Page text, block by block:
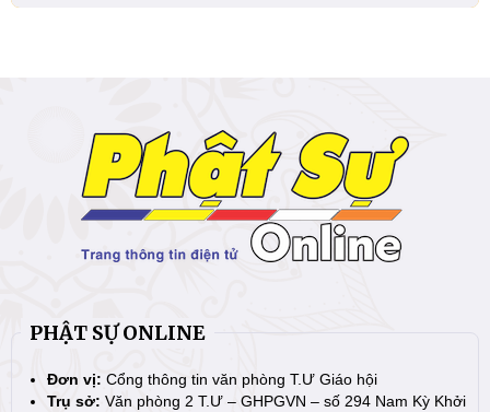
PHẬT SỰ ONLINE
Đơn vị: Cổng thông tin văn phòng T.Ư Giáo hội
Trụ sở: Văn phòng 2 T.Ư – GHPGVN – số 294 Nam Kỳ Khởi